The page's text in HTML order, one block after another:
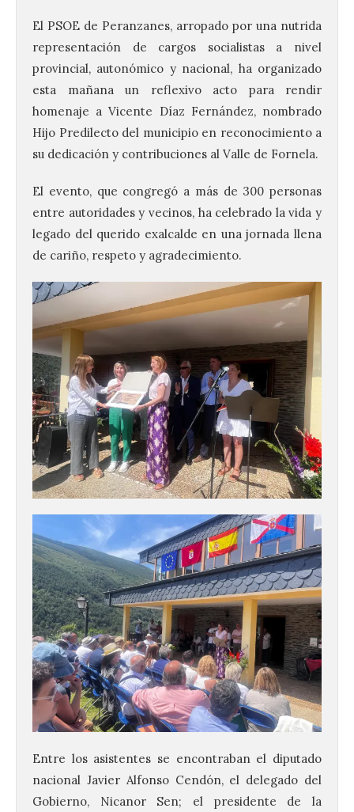
El PSOE de Peranzanes, arropado por una nutrida
representación de cargos socialistas a nivel
provincial, autonómico y nacional, ha organizado
esta mañana un reflexivo acto para rendir
homenaje a Vicente Díaz Fernández, nombrado
Hijo Predilecto del municipio en reconocimiento a
su dedicación y contribuciones al Valle de Fornela.
El evento, que congregó a más de 300 personas
entre autoridades y vecinos, ha celebrado la vida y
legado del querido exalcalde en una jornada llena
de cariño, respeto y agradecimiento.
Entre los asistentes se encontraban el diputado
nacional Javier Alfonso Cendón, el delegado del
Gobierno, Nicanor Sen; el presidente de la